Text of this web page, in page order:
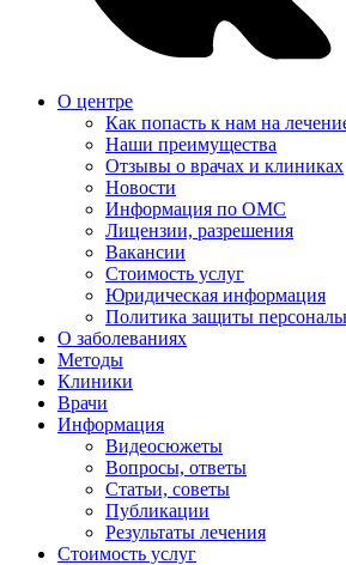
О центре
Как попасть к нам на
Наши преимущества
Отзывы о врачах и клиниках
Новости
Информация по ОМС
Лицензии, разрешения
Вакансии
Стоимость услуг
Юридическая информация
Политика защиты
О заболеваниях
Методы
Клиники
Врачи
Информация
Видеосюжеты
Вопросы, ответы
Статьи, советы
Публикации
Результаты лечения
Стоимость услуг